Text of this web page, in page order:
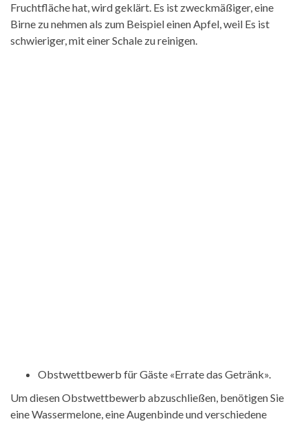
Fruchtfläche hat, wird geklärt. Es ist zweckmäßiger, eine
Birne zu nehmen als zum Beispiel einen Apfel, weil Es ist
schwieriger, mit einer Schale zu reinigen.
Obstwettbewerb für Gäste «Errate das Getränk».
Um diesen Obstwettbewerb abzuschließen, benötigen Sie
eine Wassermelone, eine Augenbinde und verschiedene